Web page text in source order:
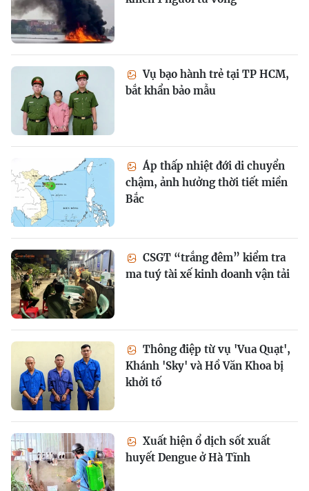
Vụ bạo hành trẻ tại TP HCM,
bắt khẩn bảo mẫu
Áp thấp nhiệt đới di chuyển
chậm, ảnh hưởng thời tiết miền
Bắc
CSGT “trắng đêm” kiểm tra
ma tuý tài xế kinh doanh vận tải
Thông điệp từ vụ 'Vua Quạt',
Khánh 'Sky' và Hồ Văn Khoa bị
khởi tố
Xuất hiện ổ dịch sốt xuất
huyết Dengue ở Hà Tĩnh